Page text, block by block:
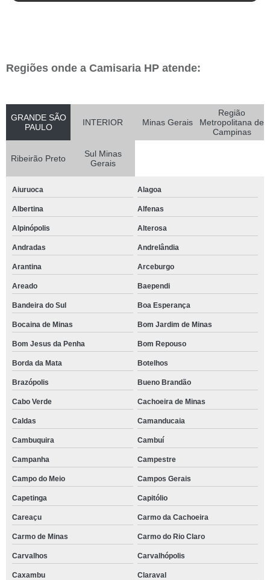
Regiões onde a Camisaria HP atende:
GRANDE SÃO
PAULO
INTERIOR Minas Gerais
Região
Metropolitana de
Campinas
Ribeirão Preto
Sul Minas
Gerais
Aiuruoca Alagoa
Albertina Alfenas
Alpinópolis Alterosa
Andradas Andrelândia
Arantina Arceburgo
Areado Baependi
Bandeira do Sul Boa Esperança
Bocaina de Minas Bom Jardim de Minas
Bom Jesus da Penha Bom Repouso
Borda da Mata Botelhos
Brazópolis Bueno Brandão
Cabo Verde Cachoeira de Minas
Caldas Camanducaia
Cambuquira Cambuí
Campanha Campestre
Campo do Meio Campos Gerais
Capetinga Capitólio
Careaçu Carmo da Cachoeira
Carmo de Minas Carmo do Rio Claro
Carvalhos Carvalhópolis
Caxambu Claraval